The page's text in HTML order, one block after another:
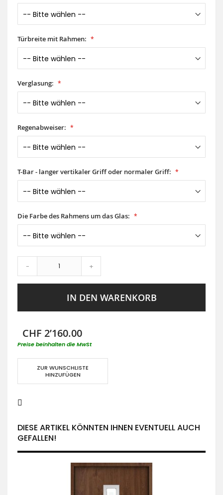
Türbreite mit Rahmen:
Verglasung:
Regenabweiser:
T-Bar - langer vertikaler Griff oder normaler Griff:
Die Farbe des Rahmens um das Glas:
- +
IN DEN WARENKORB
CHF 2’160.00
Preise beinhalten die MwSt
ZUR WUNSCHLISTE
HINZUFÜGEN
DIESE ARTIKEL KÖNNTEN IHNEN EVENTUELL AUCH
GEFALLEN!